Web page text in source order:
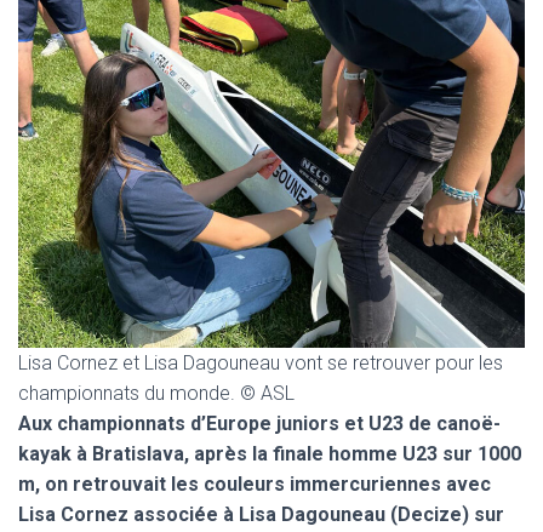
I
O
Lisa Cornez et Lisa Dagouneau vont se retrouver pour les
championnats du monde. © ASL
Aux championnats d’Europe juniors et U23 de canoë-
kayak à Bratislava, après la finale homme U23 sur 1000
m, on retrouvait les couleurs immercuriennes avec
Lisa Cornez associée à Lisa Dagouneau (Decize) sur